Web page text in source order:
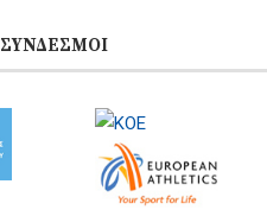
ΣΎΝΔΕΣΜΟΙ